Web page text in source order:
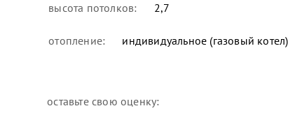
высота потолков: 2,7
отопление: индивидуальное (газовый котел)
оставьте свою оценку: